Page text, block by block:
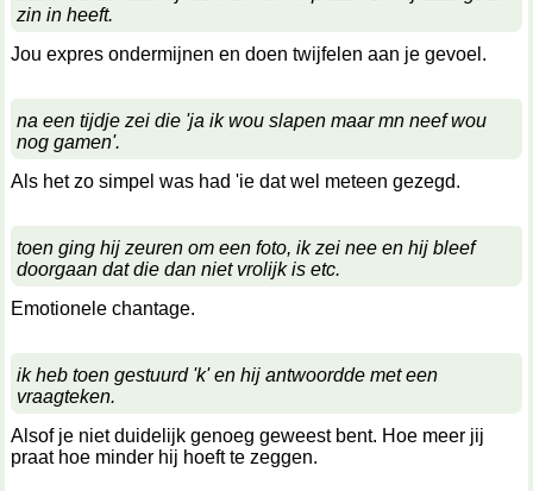
zin in heeft.
Jou expres ondermijnen en doen twijfelen aan je gevoel.
na een tijdje zei die 'ja ik wou slapen maar mn neef wou
nog gamen'.
Als het zo simpel was had 'ie dat wel meteen gezegd.
toen ging hij zeuren om een foto, ik zei nee en hij bleef
doorgaan dat die dan niet vrolijk is etc.
Emotionele chantage.
ik heb toen gestuurd 'k' en hij antwoordde met een
vraagteken.
Alsof je niet duidelijk genoeg geweest bent. Hoe meer jij
praat hoe minder hij hoeft te zeggen.